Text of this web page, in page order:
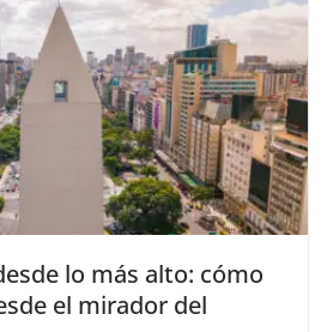
lo más alto: cómo
el mirador del